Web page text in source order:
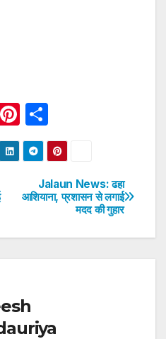
Pi
nt
er
st
h
ar
e
Jalaun News: ढहा
आशियाना, प्रशासन से लगाई
मदद की गुहार